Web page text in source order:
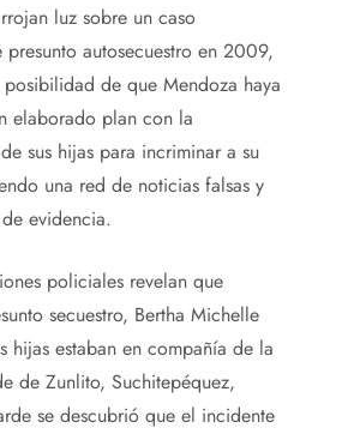
luz sobre un caso
presunto autosecuestro en 2009,
de que Mendoza haya
elaborado plan con la
sus hijas para incriminar a su
una red de noticias falsas y
evidencia.
policiales revelan que
secuestro, Bertha Michelle
hijas estaban en compañía de la
de Zunlito, Suchitepéquez,
se descubrió que el incidente